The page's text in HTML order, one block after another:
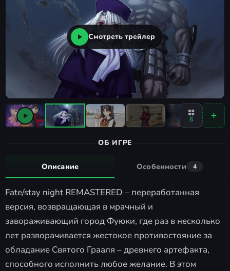
Смотреть трейлер
6
ОБ ИГРЕ
Описание Особенности 4
Fate/stay night REMASTERED – переработанная
версия, возвращающая в мрачный и
завораживающий город Фуюки, где раз в несколько
лет разворачивается жестокое противостояние за
обладание Святого Грааля – древнего артефакта,
способного исполнить любое желание. В этом